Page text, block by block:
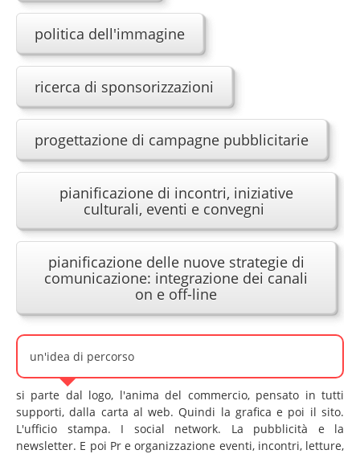
News
iComunicando
Apostrofando
Esposizione permanente
Headlines
Punti di vista
Link
Vision
Cosa facciamo
Missione
Dicono di noi
politica dell'immagine
ricerca di sponsorizzazioni
progettazione di campagne pubblicitarie
pianificazione di incontri, iniziative
culturali, eventi e convegni
pianificazione delle nuove strategie di
comunicazione: integrazione dei canali
on e off-line
un'idea di percorso
si parte dal logo, l'anima del commercio, pensato in tutti
supporti, dalla carta al web. Quindi la grafica e poi il sito.
L'ufficio stampa. I social network. La pubblicità e la
newsletter. E poi Pr e organizzazione eventi, incontri, letture,